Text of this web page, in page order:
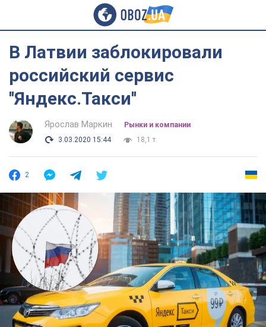
В Латвии заблокировали
российский сервис
''Яндекс.Такси''
Ярослав Маркин
Рынки и компании
3.03.2020 15:44
18,1 т.
2